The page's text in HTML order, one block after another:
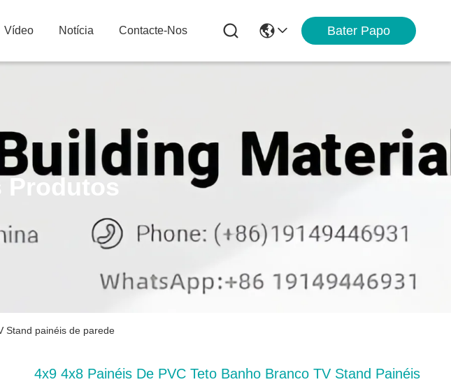
Vídeo Notícia Contacte-Nos Bater Papo
Stand painéis de parede
4x9 4x8 Painéis De PVC Teto Banho Branco TV Stand Painéis